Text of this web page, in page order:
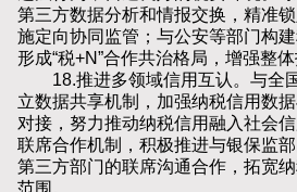
第三方数据分析和情报交换，精准
施定向协同监管；与公安等部门构
形成“税+N”合作共治格局，增强整体
18.推进多领域信用互认。与全
立数据共享机制，加强纳税信用数
对接，努力推动纳税信用融入社会
联席合作机制，积极推进与银保监
第三方部门的联席沟通合作，拓宽